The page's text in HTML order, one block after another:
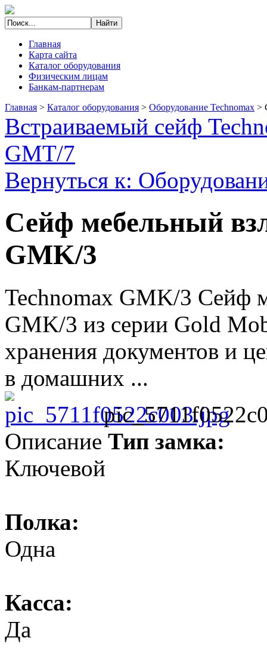
Главная
Карта сайта
Каталог оборудования
Физическим лицам
Банкам-партнерам
Главная > Каталог оборудования > Оборудование Technomax >
Встраиваемый сейф
GMT/7
Вернуться к:
Сейф мебельный
GMK/3
Technomax GМK/3 Сейф
GMK/3 из серии Gold
хранения документов и
в домашних ...
Описание Тип замка:
Ключевой
Полка:
Одна
Касса:
Да